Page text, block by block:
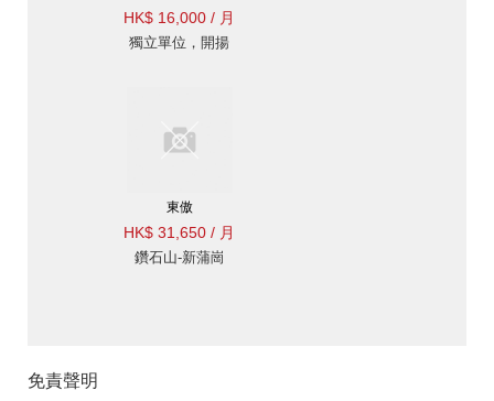
HK$ 16,000 / 月
獨立單位，開揚
東傲
HK$ 31,650 / 月
鑽石山-新蒲崗
免責聲明